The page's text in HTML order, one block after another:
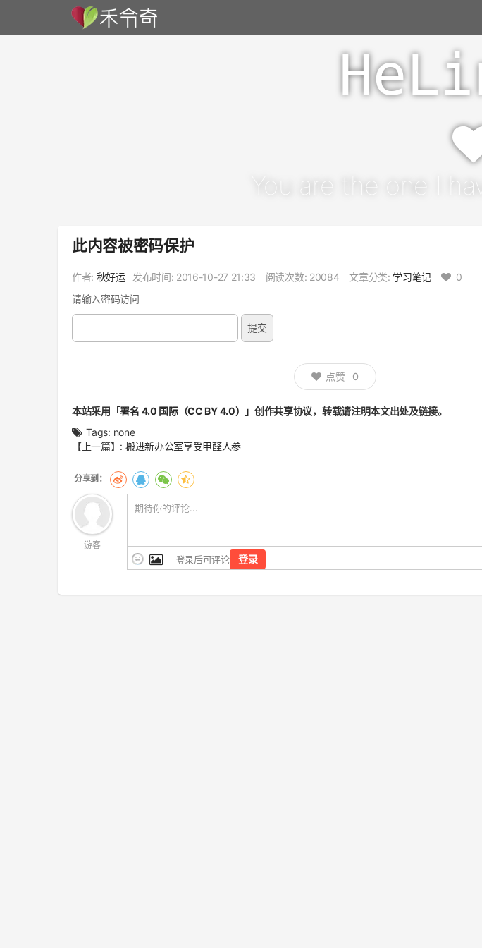
You are the one I
此内容被密码保护
作者: 秋好运 发布时间: 2016-10-27 21:33 阅读次数: 20084 文章分类:学习笔记
0
请输入密码访问
点赞 0
本站采用 「署名 4.0 国际（CC BY 4.0）」创作共享协议，转载请注明本文出处及链接。
Tags: none
文
翻
页
【上一篇】: 搬进新办公室享受甲醛人参
游客
登录后可评论 登录